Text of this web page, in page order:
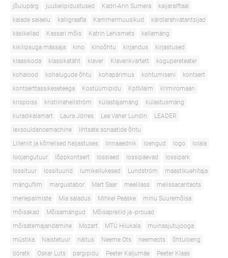
jõulupärg
juubelipidustused Kadri-Ann Sumera
kaijaralftaal
kalade salaelu
kalligraafia Kammermuusikud
kärdlarahvatantsijad
käsikellad
Kassari mõis Katrin Lehismets
kellamäng
kikilipsuga mässaja
kino kinoõhtu kirjandus
kirjastused
klaasikoda
klassikatäht klaver Klaverikvartett
kogupereteater
kohalood
kohalugude õhtu kohapärimus kohtumiseni
kontsert
kontserttassikeseteega
Kostüümipidu KptMalm
krimiromaan
krispoiss
kristiinahellström külastajamäng
külastusmäng
kuradikalamart
Laura Jörres Lea Vaher Lundin
LEADER
lexsouldancemachine
lihtsate sonaatide õhtu
Lilleniit ja kõrrelised haljastuses
linnaaednik loengud logo
lolala
loojangutuur
lõppkontsert lossiaed lossipäevad
lossipark
lossituur
lossituurid lumikellukesed Lundström
maastikuehitaja
mängufilm
margustabor Mart Saar meelilass
melissacaritaots
merlepalmiste
Mia saladus Mihkel Peäske
minu Suuremõisa
mõisakad
Mõisamängud
Mõisapreilid ja -prouad
mõisatemajandamine
Mozart MTÜ Hiiukala
muinasjutujooga
müstika
Naistetuur näitus Neeme Ots neemeots
õhtuloeng
ööretk
Oskar Luts pargipidu Peeter Kaljumäe
Peeter Klaas